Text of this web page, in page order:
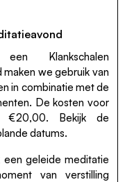
Klankschalen
we gebruik van
in combinatie met de
De kosten voor
€20,00. Bekijk de
datums.
een geleide meditatie
van verstilling